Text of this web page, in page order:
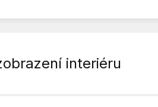
interiéru